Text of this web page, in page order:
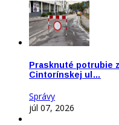
Prasknuté potrubie
Cintorínskej ul…
Správy
júl 07, 2026